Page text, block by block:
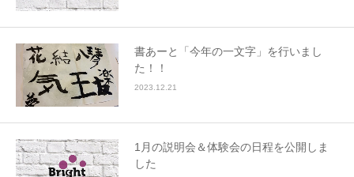
書あーと「今年の一文字」を行いまし
た！！
2023.12.21
1月の説明会＆体験会の日程を公開しま
した
アクセス